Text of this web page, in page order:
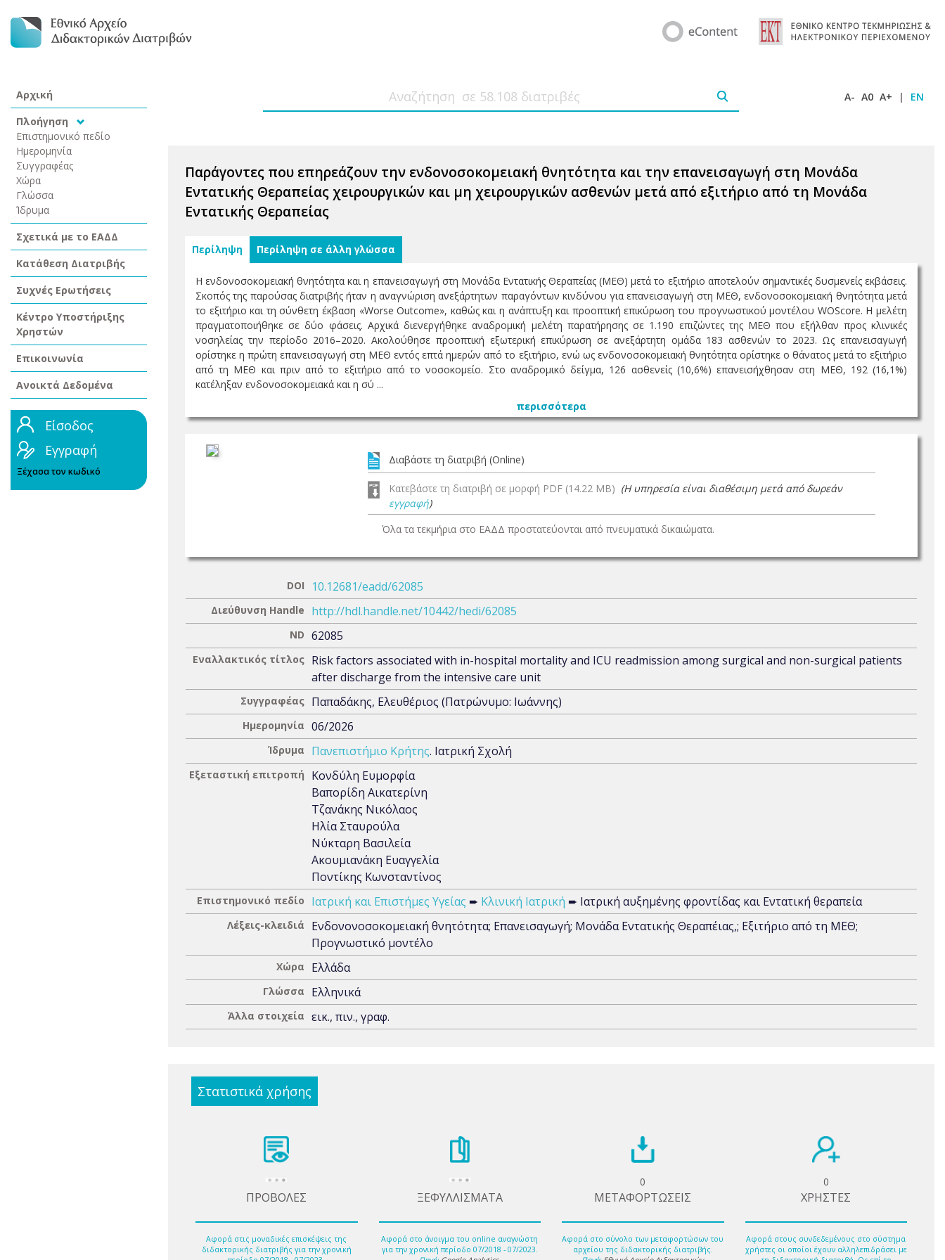
Αρχική
Πλοήγηση
Επιστημονικό πεδίο
Ημερομηνία
Συγγραφέας
Χώρα
Γλώσσα
Ίδρυμα
Σχετικά με το ΕΑΔΔ
Κατάθεση Διατριβής
Συχνές Ερωτήσεις
Κέντρο Υποστήριξης
Χρηστών
Επικοινωνία
Ανοικτά Δεδομένα
Είσοδος
Εγγραφή
Ξέχασα τον κωδικό
A- A0 A+ | EN
Παράγοντες που επηρεάζουν την ενδονοσοκομειακή θνητότητα και την επανεισαγωγή στη Μονάδα
Εντατικής Θεραπείας χειρουργικών και μη χειρουργικών ασθενών μετά από εξιτήριο από τη Μονάδα
Εντατικής Θεραπείας
Περίληψη Περίληψη σε άλλη γλώσσα
Η ενδονοσοκομειακή θνητότητα και η επανεισαγωγή στη Μονάδα Εντατικής Θεραπείας (ΜΕΘ) μετά το εξιτήριο αποτελούν σημαντικές δυσμενείς εκβάσεις.
Σκοπός της παρούσας διατριβής ήταν η αναγνώριση ανεξάρτητων παραγόντων κινδύνου για επανεισαγωγή στη ΜΕΘ, ενδονοσοκομειακή θνητότητα μετά
το εξιτήριο και τη σύνθετη έκβαση «Worse Outcome», καθώς και η ανάπτυξη και προοπτική επικύρωση του προγνωστικού μοντέλου WOScore. Η μελέτη
πραγματοποιήθηκε σε δύο φάσεις. Αρχικά διενεργήθηκε αναδρομική μελέτη παρατήρησης σε 1.190 επιζώντες της ΜΕΘ που εξήλθαν προς κλινικές
νοσηλείας την περίοδο 2016–2020. Ακολούθησε προοπτική εξωτερική επικύρωση σε ανεξάρτητη ομάδα 183 ασθενών το 2023. Ως επανεισαγωγή
ορίστηκε η πρώτη επανεισαγωγή στη ΜΕΘ εντός επτά ημερών από το εξιτήριο, ενώ ως ενδονοσοκομειακή θνητότητα ορίστηκε ο θάνατος μετά το εξιτήριο
από τη ΜΕΘ και πριν από το εξιτήριο από το νοσοκομείο. Στο αναδρομικό δείγμα, 126 ασθενείς (10,6%) επανεισήχθησαν στη ΜΕΘ, 192 (16,1%)
κατέληξαν ενδονοσοκομειακά και η σύ ...
περισσότερα
Διαβάστε τη διατριβή (Online)
Κατεβάστε τη διατριβή σε μορφή PDF (14.22 MB) (Η υπηρεσία είναι διαθέσιμη μετά από δωρεάν
εγγραφή)
Όλα τα τεκμήρια στο ΕΑΔΔ προστατεύονται από πνευματικά δικαιώματα.
DOI 10.12681/eadd/62085
Διεύθυνση Handle http://hdl.handle.net/10442/hedi/62085
ND 62085
Εναλλακτικός τίτλος Risk factors associated with in-hospital mortality and ICU readmission among surgical and non-surgical patients
after discharge from the intensive care unit
Συγγραφέας Παπαδάκης, Ελευθέριος (Πατρώνυμο: Ιωάννης)
Ημερομηνία 06/2026
Ίδρυμα Πανεπιστήμιο Κρήτης. Ιατρική Σχολή
Εξεταστική επιτροπή
Κονδύλη Ευμορφία
Βαπορίδη Αικατερίνη
Τζανάκης Νικόλαος
Ηλία Σταυρούλα
Νύκταρη Βασιλεία
Ακουμιανάκη Ευαγγελία
Ποντίκης Κωνσταντίνος
Επιστημονικό πεδίο Ιατρική και Επιστήμες Υγείας ➨ Κλινική Ιατρική ➨ Ιατρική αυξημένης φροντίδας και Εντατική θεραπεία
Λέξεις-κλειδιά
Ενδονονοσοκομειακή θνητότητα; Επανεισαγωγή; Μονάδα Εντατικής Θεραπέιας,; Εξιτήριο από τη ΜΕΘ;
Προγνωστικό μοντέλο
Χώρα Ελλάδα
Γλώσσα Ελληνικά
Άλλα στοιχεία εικ., πιν., γραφ.
Στατιστικά χρήσης
ΠΡΟΒΟΛΕΣ
Αφορά στις μοναδικές επισκέψεις της
διδακτορικής διατριβής για την χρονική
ΞΕΦΥΛΛΙΣΜΑΤΑ
Αφορά στο άνοιγμα του online αναγνώστη
για την χρονική περίοδο 07/2018 - 07/2023.
0
ΜΕΤΑΦΟΡΤΩΣΕΙΣ
Αφορά στο σύνολο των μεταφορτώσων του
αρχείου της διδακτορικής διατριβής.
0
ΧΡΗΣΤΕΣ
Αφορά στους συνδεδεμένους στο σύστημα
χρήστες οι οποίοι έχουν αλληλεπιδράσει με